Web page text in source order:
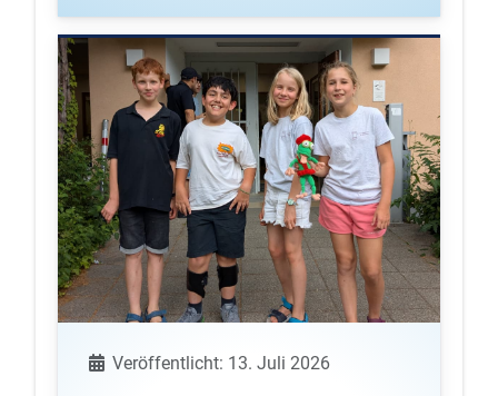
DetailsVeröffentlicht: 13. Juli 2026